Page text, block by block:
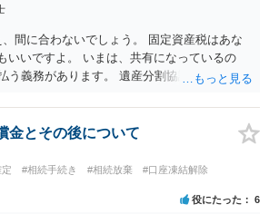
間に合わないでしょう。 固定資産税はあな
いいですよ。 いまは、共有になっているの
う義務があります。 遺産分割協議をして、不
金とその後について
#相続手続き #相続放棄
#口座凍結解除
役にたった 6